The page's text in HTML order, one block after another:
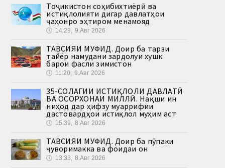
Тоҷикистон соҳибихтиёрӣ ва
истиқлолияти дигар давлатҳои
ҷаҳонро эҳтиром менамояд
🕔 14:29, 9.Авг 2026
ТАВСИЯИ МУФИД. Доир ба тарзи
тайёр намудани зардолуи хушк
барои фасли зимистон
🕔 11:20, 9.Авг 2026
35-СОЛАГИИ ИСТИҚЛОЛИ ДАВЛАТӢ
ВА ОСОРХОНАИ МИЛЛӢ. Нақши ин
ниҳод дар ҳифзу муаррифии
дастовардҳои истиқлол муҳим аст
🕔 15:39, 8.Авг 2026
ТАВСИЯИ МУФИД. Доир ба пӯпаки
ҷуворимакка ва фоидаи он
🕔 13:33, 8.Авг 2026